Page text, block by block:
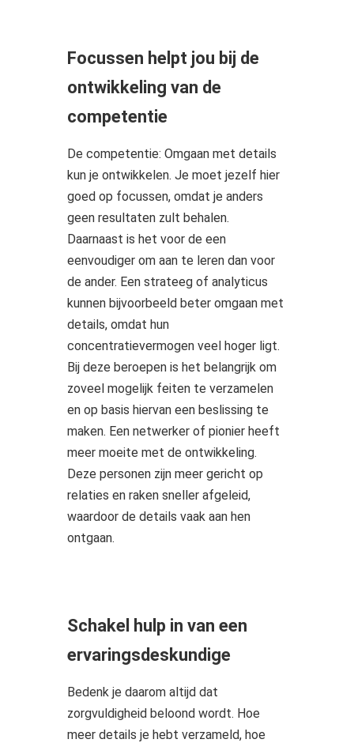
Focussen helpt jou bij de
ontwikkeling van de
competentie
De competentie: Omgaan met details
kun je ontwikkelen. Je moet jezelf hier
goed op focussen, omdat je anders
geen resultaten zult behalen.
Daarnaast is het voor de een
eenvoudiger om aan te leren dan voor
de ander. Een strateeg of analyticus
kunnen bijvoorbeeld beter omgaan met
details, omdat hun
concentratievermogen veel hoger ligt.
Bij deze beroepen is het belangrijk om
zoveel mogelijk feiten te verzamelen
en op basis hiervan een beslissing te
maken. Een netwerker of pionier heeft
meer moeite met de ontwikkeling.
Deze personen zijn meer gericht op
relaties en raken sneller afgeleid,
waardoor de details vaak aan hen
ontgaan.
Schakel hulp in van een
ervaringsdeskundige
Bedenk je daarom altijd dat
zorgvuldigheid beloond wordt. Hoe
meer details je hebt verzameld, hoe